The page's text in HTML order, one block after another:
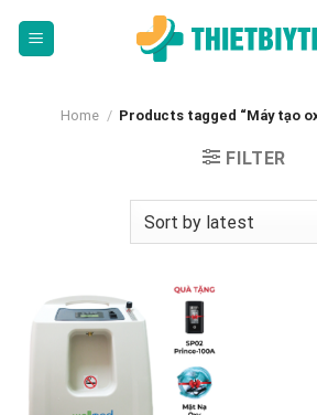
Home / Products tagged “Máy tạo
FILTER